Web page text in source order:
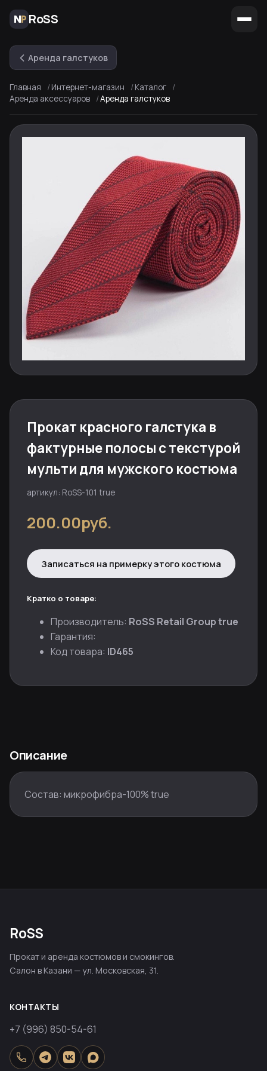
RoSS
Аренда галстуков
Главная Интернет-магазин
Каталог
Аренда аксессуаров
Аренда галстуков
Прокат красного галстука в
фактурные полосы с текстурой
мульти для мужского костюма
артикул: RoSS-101 true
200.00руб.
Записаться на примерку этого костюма
Кратко о товаре:
Производитель: RoSS Retail Group true
Гарантия:
Код товара: ID465
Описание
Состав: микрофибра-100% true
RoSS
Прокат и аренда костюмов и смокингов.
Салон в Казани — ул. Московская, 31.
КОНТАКТЫ
+7 (996) 850-54-61